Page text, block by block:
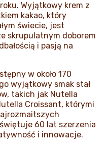
Wyjątkowy krem z
kakao, który
świecie, jest
skrupulatnym doborem
i pasją na
w około 170
wyjątkowy smak stał
takich jak Nutella
Croissant, którymi
60 lat szerzenia
i innowacje.